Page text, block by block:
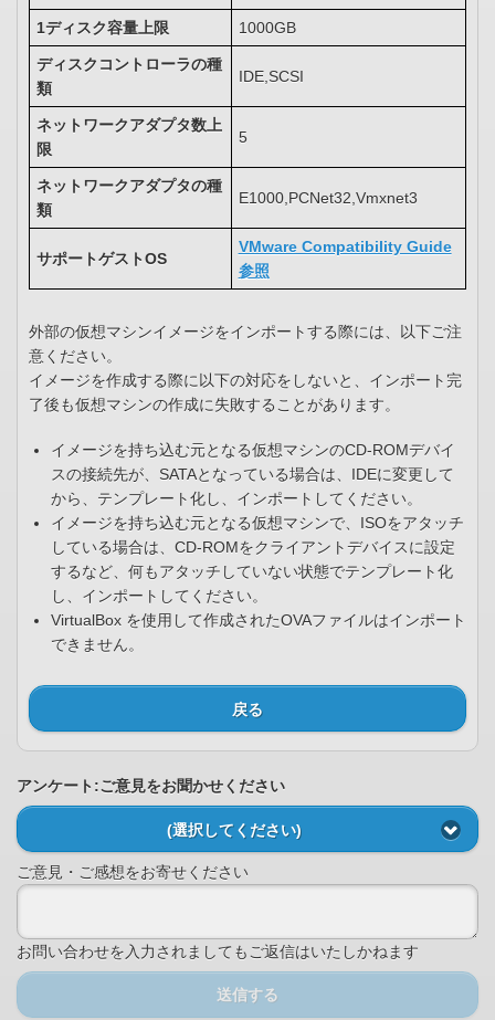
1ディスク容量上限 1000GB
ディスクコントローラの種
類
IDE,SCSI
ネットワークアダプタ数上
限
5
ネットワークアダプタの種
類
E1000,PCNet32,Vmxnet3
サポートゲストOS
VMware Compatibility Guide
参照
外部の仮想マシンイメージをインポートする際には、以下ご注
意ください。
イメージを作成する際に以下の対応をしないと、インポート完
了後も仮想マシンの作成に失敗することがあります。
イメージを持ち込む元となる仮想マシンのCD-ROMデバイ
スの接続先が、SATAとなっている場合は、IDEに変更して
から、テンプレート化し、インポートしてください。
イメージを持ち込む元となる仮想マシンで、ISOをアタッチ
している場合は、CD-ROMをクライアントデバイスに設定
するなど、何もアタッチしていない状態でテンプレート化
し、インポートしてください。
VirtualBox を使用して作成されたOVAファイルはインポート
できません。
戻る
アンケート:ご意見をお聞かせください
(選択してください)
ご意見・ご感想をお寄せください
お問い合わせを入力されましてもご返信はいたしかねます
送信する